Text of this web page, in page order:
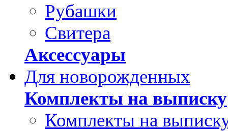
Рубашки
Свитера
Аксессуары
Для новорожденных
Комплекты на выписку
Комплекты на